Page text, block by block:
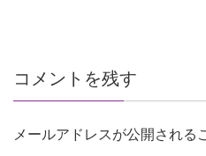
コメントを残す
メールアドレスが公開される